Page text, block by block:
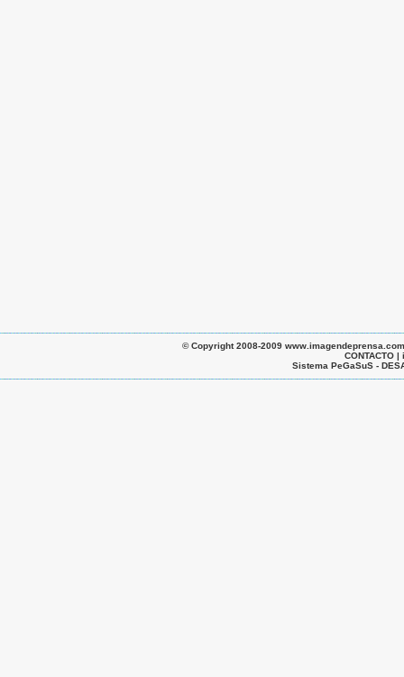
© Copyright 2008-2009
CONTACTO
Sistema PeGaSuS -